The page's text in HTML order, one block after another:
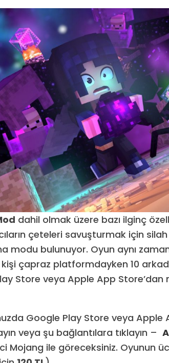
dahil olmak üzere bazı ilginç
çeteleri savuşturmak için
modu bulunuyor. Oyun aynı
çapraz platformdayken 10
Store veya Apple App Store’dan
Google Play Store veya Apple
veya şu bağlantılara tıklayın –
Mojang ile göreceksiniz. Oyunun